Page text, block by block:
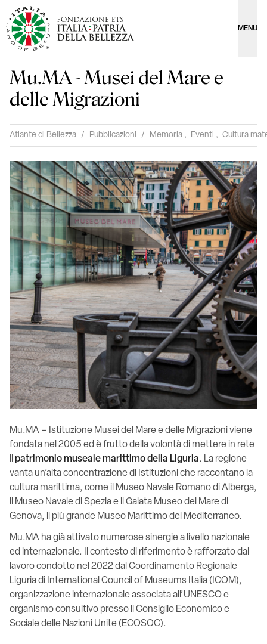
MENU
Mu.MA - Musei del Mare e
delle Migrazioni
Atlante di Bellezza / Pubblicazioni / Memoria , Eventi , Cultura
Mu.MA – Istituzione Musei del Mare e delle Migrazioni viene
fondata nel 2005 ed è frutto della volontà di mettere in rete
il patrimonio museale marittimo della Liguria. La regione
vanta un’alta concentrazione di Istituzioni che raccontano la
cultura marittima, come il Museo Navale Romano di Alberga,
il Museo Navale di Spezia e il Galata Museo del Mare di
Genova, il più grande Museo Marittimo del Mediterraneo.
Mu.MA ha già attivato numerose sinergie a livello nazionale
ed internazionale. Il contesto di riferimento è rafforzato dal
lavoro condotto nel 2022 dal Coordinamento Regionale
Liguria di International Council of Museums Italia (ICOM),
organizzazione internazionale associata all’UNESCO e
organismo consultivo presso il Consiglio Economico e
Sociale delle Nazioni Unite (ECOSOC).